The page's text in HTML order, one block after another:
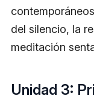
del silencio, la
meditación
Unidad 3: